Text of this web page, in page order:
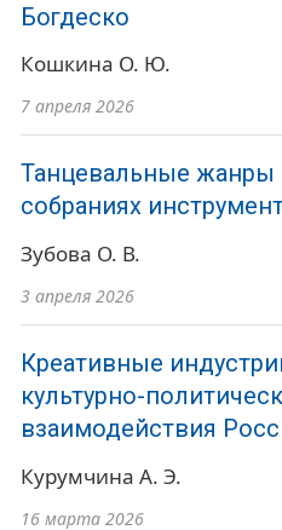
Богдеско
Кошкина О. Ю.
7 апреля 2026
Танцевальные жанры
собраниях
Зубова О. В.
3 апреля 2026
Креативные
культурно-
взаимодействия
Курумчина А. Э.
16 марта 2026